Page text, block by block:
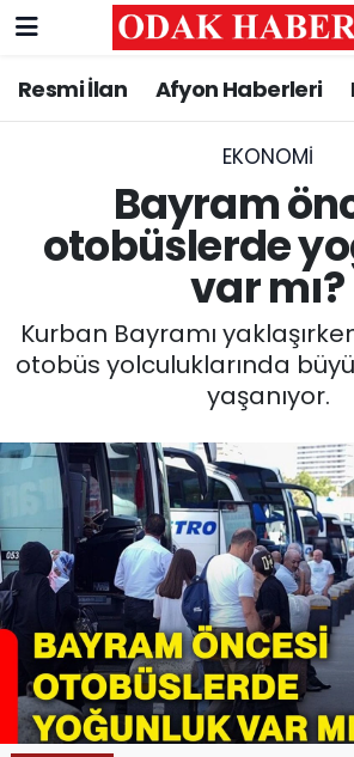
Resmi İlan Afyon Haberleri
EKONOMI
Bayram
otobüslerde
var mı?
Kurban Bayramı
otobüs yolculuklarında
yaşanıyor.
AFYONKARAHİSAR
ASAYİŞ
SİYASET
MAGAZİN
SAĞLIK
SPOR
11:11 MANŞET
Nöbetçi Eczaneler
Trafik Durumu
Süper Lig Puan Durumu ve
Tüm Manşetler
Son Dakika Haberleri
Haber Arşivi